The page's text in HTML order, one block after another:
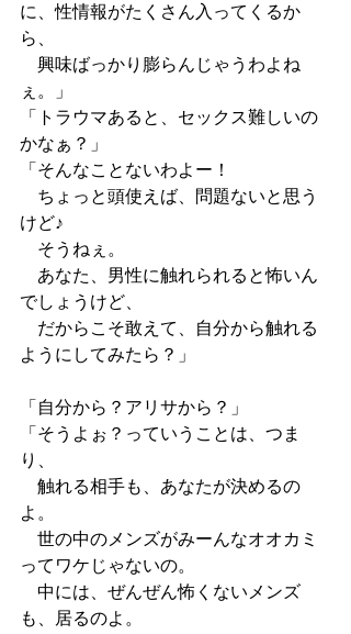
に、性情報がたくさん入ってくるか
ら、
興味ばっかり膨らんじゃうわよね
ぇ。」
「トラウマあると、セックス難しいの
かなぁ？」
「そんなことないわよー！
ちょっと頭使えば、問題ないと思う
けど♪
そうねぇ。
あなた、男性に触れられると怖いん
でしょうけど、
だからこそ敢えて、自分から触れる
ようにしてみたら？」
「自分から？アリサから？」
「そうよぉ？っていうことは、つま
り、
触れる相手も、あなたが決めるの
よ。
世の中のメンズがみーんなオオカミ
ってワケじゃないの。
中には、ぜんぜん怖くないメンズ
も、居るのよ。